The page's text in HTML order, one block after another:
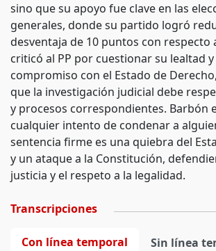
sino que su apoyo fue clave en las
generales, donde su partido logró
desventaja de 10 puntos con respecto
criticó al PP por cuestionar su lealtad
compromiso con el Estado de
que la investigación judicial debe
y procesos correspondientes. Barbón
cualquier intento de condenar a
sentencia firme es una quiebra del
y un ataque a la Constitución,
justicia y el respeto a la legalidad.
Transcripciones
Con línea temporal Sin línea